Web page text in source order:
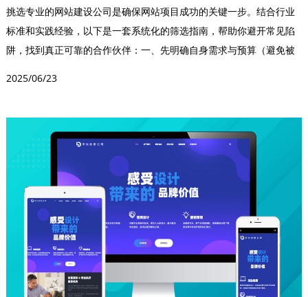
挑选专业的网站建设公司是确保网站项目成功的关键一步。结合行业
标准和实践经验，以下是一套系统化的筛选指南，帮助你避开常见陷
阱，找到真正可靠的合作伙伴：一、先明确自身需求与预算（避免被
2025/06/23